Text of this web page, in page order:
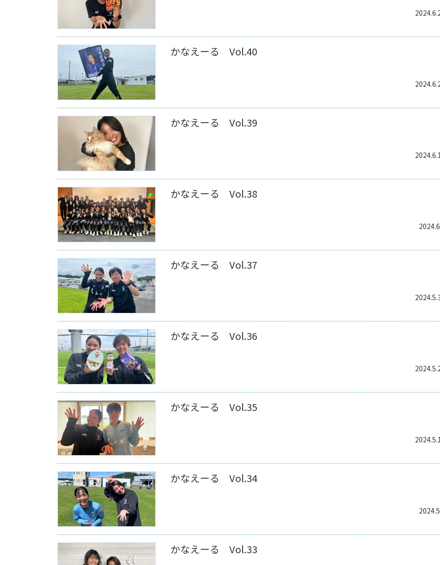
かなえーる Vol.40
かなえーる Vol.39
かなえーる Vol.38
かなえーる Vol.37
かなえーる Vol.36
かなえーる Vol.35
かなえーる Vol.34
かなえーる Vol.33